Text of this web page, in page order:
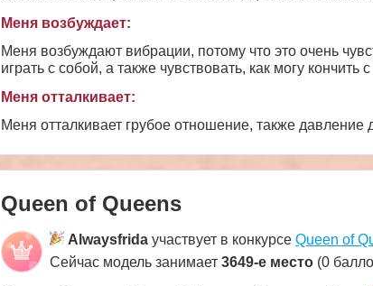
приятно, если мы вместе осуществим мои мечты, и,
больше, чем слово, оно содержит в себе всю
бы потерять счет времени с тобой и отдаться
расслабиться, а остальные действия за мной. Вы
Меня возбуждает:
Меня возбуждают вибрации, потому что это очень
играть с собой, а также чувствовать, как могу кончить
Меня отталкивает:
Меня отталкивает грубое отношение, также давление
Queen of Queens
Alwaysfrida участвует в конкурсе Queen of
Сейчас модель занимает 3649-е место (0